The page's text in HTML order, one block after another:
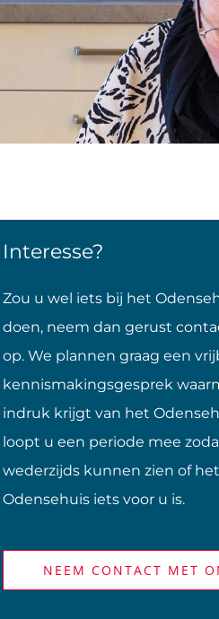
Interesse?
Zou u wel iets bij het
doen, neem dan gerust
op. We plannen graag een
kennismakingsgesprek
indruk krijgt van het
loopt u een periode mee
wederzijds kunnen zien of het
Odensehuis iets voor u is.
NEEM CONTACT MET